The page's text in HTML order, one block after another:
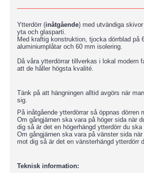
Ytterdörr (inåtgående) med utvändiga
yta och glasparti.
Med kraftig konstruktion, tjocka dörrblad på
aluminiumplåtar och 60 mm isolering.
Då våra ytterdörrar tillverkas i lokal modern
att de håller högsta kvalité.
Tänk på att hängningen alltid avgörs när
sig.
På inåtgående ytterdörrar så öppnas dörren
Om gångjärnen ska vara på höger sida när
dig så är det en högerhängd ytterdörr du ska
Om gångjärnen ska vara på vänster sida när
mot dig så är det en vänsterhängd ytterdörr
Teknisk information: